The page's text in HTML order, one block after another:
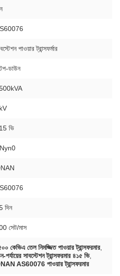
পাওয়ার ট্রান্সফর্মার
ডাউন
ভি
দিন
সেট/মাস
কেভিএ তেল নিমজ্জিত পাওয়ার ট্রান্সফরমার
পর্যায়ের সাবস্টেশন ট্রান্সফরমার ৪১৫ ভি,
AS60076 পাওয়ার ট্রান্সফরমার